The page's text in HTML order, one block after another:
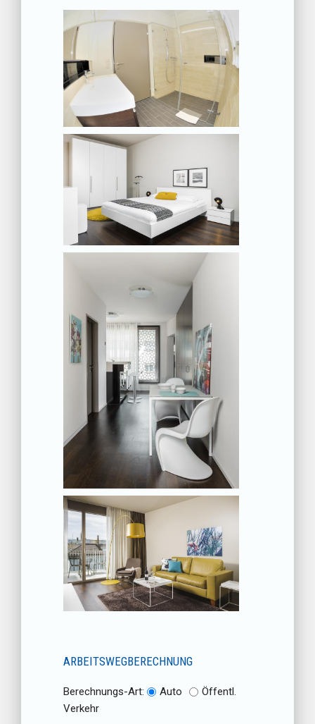
ARBEITSWEGBERECHNUNG
Berechnungs-Art: Auto
Öffentl.
Verkehr